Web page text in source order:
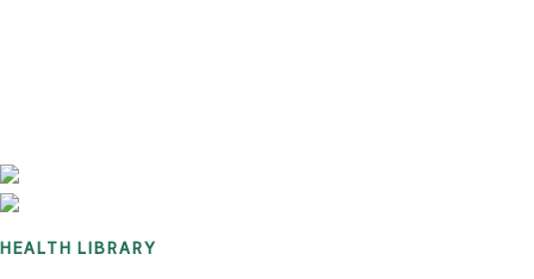
HEALTH LIBRARY